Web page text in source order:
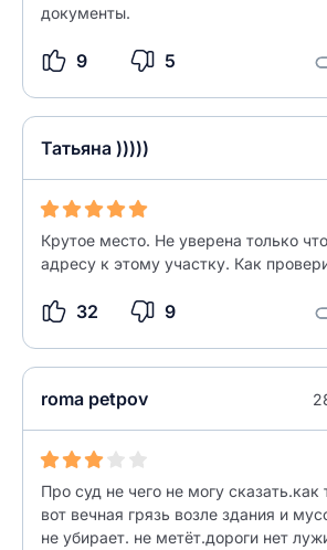
документы.
9 5
Татьяна )))))
Крутое место. Не уверена только
адресу к этому участку. Как
32 9
roma petpov
Про суд не чего не могу
вот вечная грязь возле здания и
не убирает. не метёт.дороги нет